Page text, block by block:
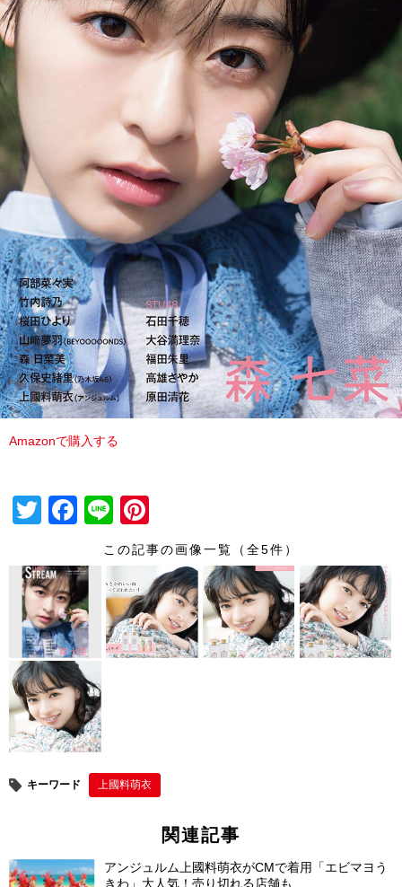
Amazonで購入する
T
tt
er
F
c
e
b
o
o
k
Li
n
e
nt
er
e
st
この記事の画像一覧（全5件）
キーワード 上國料萌衣
関連記事
アンジュルム上國料萌衣がCMで着用「エビマヨう
きわ」大人気！売り切れる店舗も